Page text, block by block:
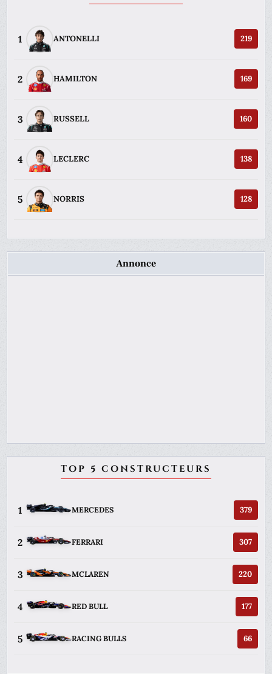
1 ANTONELLI 219
2 HAMILTON 169
3 RUSSELL 160
4 LECLERC 138
5 NORRIS 128
Annonce
TOP 5 CONSTRUCTEURS
1 MERCEDES 379
2 FERRARI 307
3 MCLAREN 220
4 RED BULL 177
5 RACING BULLS 66